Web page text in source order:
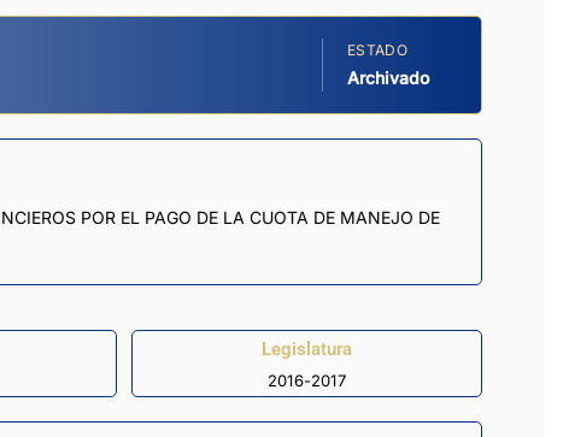
ESTADO
Archivado
POR EL PAGO DE LA CUOTA DE MANEJO DE
Legislatura
2016-2017